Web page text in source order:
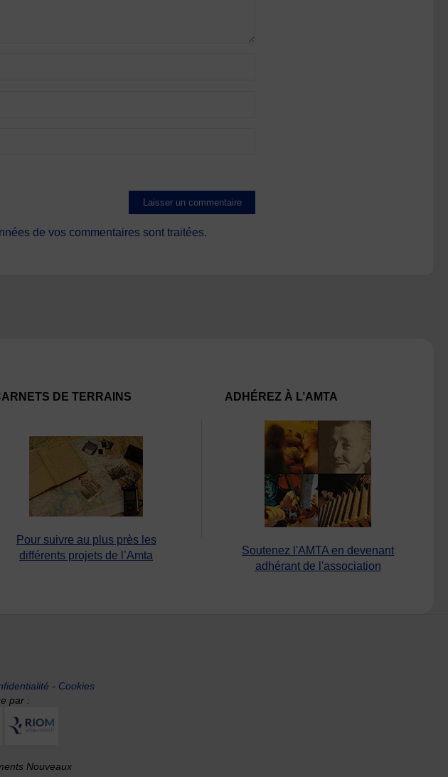
de vos commentaires sont traitées.
DE TERRAINS
Pour suivre au plus près les
différents projets de l’Amta
ADHÉREZ À L’AMTA
Soutenez l'AMTA en devenant
adhérant de l'association
- Cookies
par :
Nouveaux